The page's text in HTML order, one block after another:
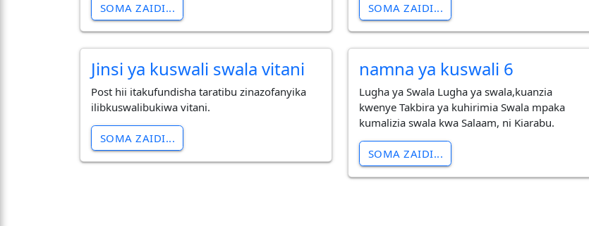
SOMA ZAIDI... SOMA ZAIDI...
Jinsi ya kuswali swala vitani
Post hii itakufundisha taratibu zinazofanyika
ilibkuswalibukiwa vitani.
SOMA ZAIDI...
namna ya kuswali 6
Lugha ya Swala Lugha ya swala,kuanzia
kwenye Takbira ya kuhirimia Swala mpaka
kumalizia swala kwa Salaam, ni Kiarabu.
SOMA ZAIDI...